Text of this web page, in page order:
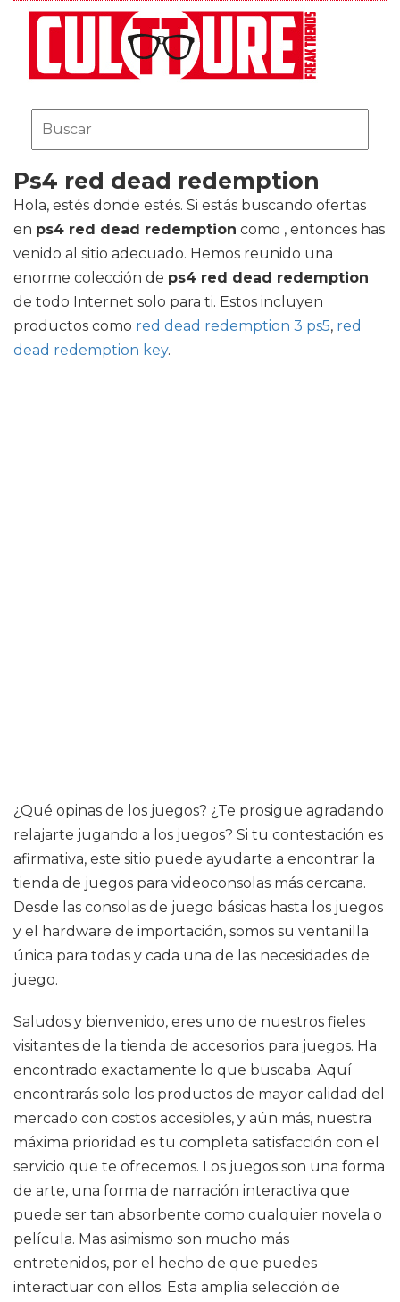
Ps4 red dead redemption
Hola, estés donde estés. Si estás buscando ofertas
en ps4 red dead redemption como , entonces has
venido al sitio adecuado. Hemos reunido una
enorme colección de ps4 red dead redemption
de todo Internet solo para ti. Estos incluyen
productos como red dead redemption 3 ps5, red
dead redemption key.
¿Qué opinas de los juegos? ¿Te prosigue agradando
relajarte jugando a los juegos? Si tu contestación es
afirmativa, este sitio puede ayudarte a encontrar la
tienda de juegos para videoconsolas más cercana.
Desde las consolas de juego básicas hasta los juegos
y el hardware de importación, somos su ventanilla
única para todas y cada una de las necesidades de
juego.
Saludos y bienvenido, eres uno de nuestros fieles
visitantes de la tienda de accesorios para juegos. Ha
encontrado exactamente lo que buscaba. Aquí
encontrarás solo los productos de mayor calidad del
mercado con costos accesibles, y aún más, nuestra
máxima prioridad es tu completa satisfacción con el
servicio que te ofrecemos. Los juegos son una forma
de arte, una forma de narración interactiva que
puede ser tan absorbente como cualquier novela o
película. Mas asimismo son mucho más
entretenidos, por el hecho de que puedes
interactuar con ellos. Esta amplia selección de